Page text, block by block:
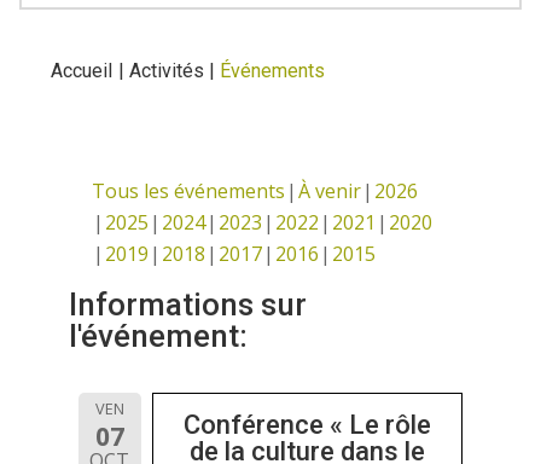
Accueil | Activités | Événements
Tous les événements À venir 2026
2025 2024 2023 2022 2021
2020
2019 2018 2017 2016 2015
Informations sur
l'événement:
VEN
07
Conférence « Le rôle
de la culture dans le